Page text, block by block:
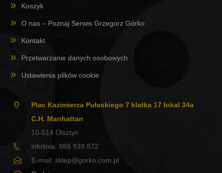
Koszyk
O nas – Poznaj Serwis Grzegorz Górko
Kontakt
Przetwarzanie danych osobowych
Ustawienia plików cookie
Plac Kazimierza Pułaskiego 7 klatka 17 lokal 34a
C.H. Manhattan
10-514 Olsztyn
infolinia: 888 939 872
E-mail: sklep@gorko.com.pl